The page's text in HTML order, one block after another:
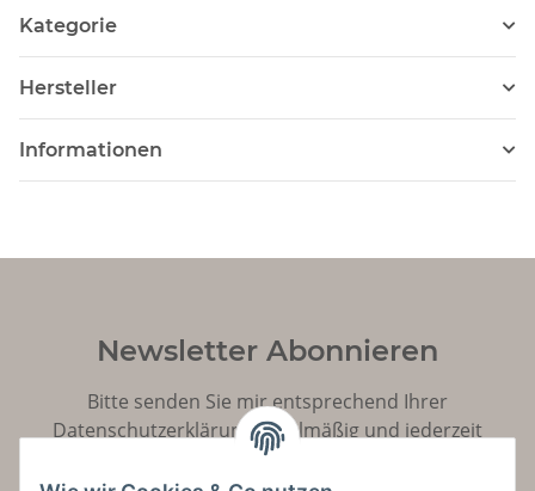
Kategorie
Hersteller
Informationen
Newsletter Abonnieren
Bitte senden Sie mir entsprechend Ihrer
Datenschutzerklärungregelmäßig und jederzeit
widerruflich Informationen zu Ihrem Produktsortiment